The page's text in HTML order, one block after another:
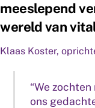
meeslepend
wereld van
Klaas Koster,
“We
ons